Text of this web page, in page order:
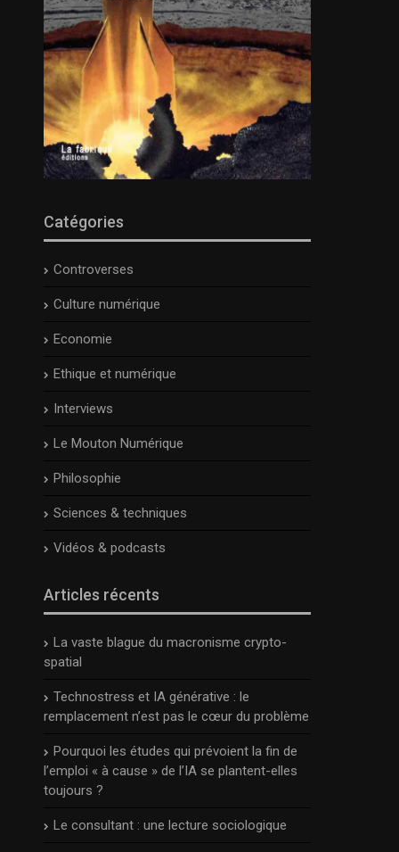
Catégories
Controverses
Culture numérique
Economie
Ethique et numérique
Interviews
Le Mouton Numérique
Philosophie
Sciences & techniques
Vidéos & podcasts
Articles récents
La vaste blague du macronisme crypto-
spatial
Technostress et IA générative : le
remplacement n’est pas le cœur du problème
Pourquoi les études qui prévoient la fin de
l’emploi « à cause » de l’IA se plantent-elles
toujours ?
Le consultant : une lecture sociologique